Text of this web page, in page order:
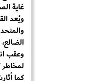
غاية
ويُعد
وعقب
لمخاطر
كما